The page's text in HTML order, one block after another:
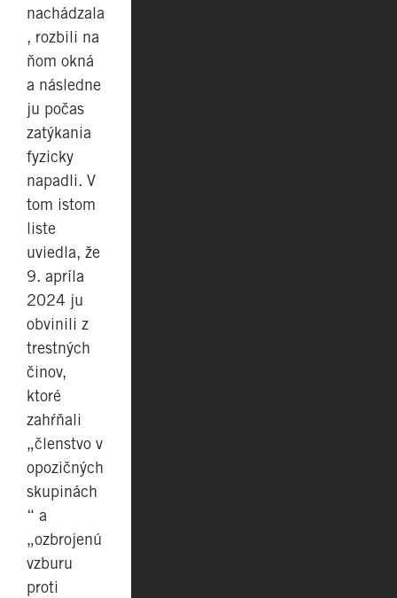
nachádzala
, rozbili na
ňom okná
a následne
ju počas
zatýkania
fyzicky
napadli. V
tom istom
liste
uviedla, že
9. apríla
2024 ju
obvinili z
trestných
činov,
ktoré
zahŕňali
„členstvo v
opozičných
skupinách
“ a
„ozbrojenú
vzburu
proti